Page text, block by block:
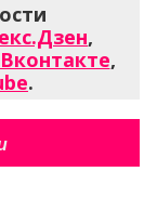
,
Вконтакте,
.